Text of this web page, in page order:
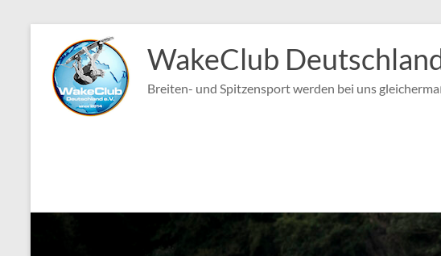
springen
WakeClub
Breiten- und Spitzensport werden bei uns